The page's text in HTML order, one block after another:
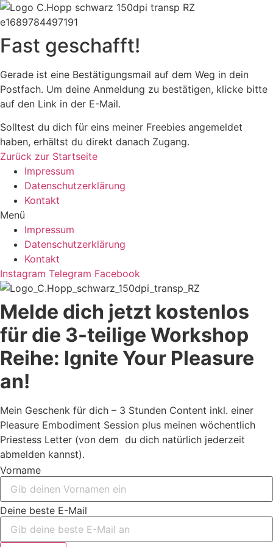
Fast geschafft!
Gerade ist eine Bestätigungsmail auf dem Weg in dein
Postfach. Um deine Anmeldung zu bestätigen, klicke bitte
auf den Link in der E-Mail.
Solltest du dich für eins meiner Freebies angemeldet
haben, erhältst du direkt danach Zugang.
Zurück zur Startseite
Impressum
Datenschutzerklärung
Kontakt
Menü
Impressum
Datenschutzerklärung
Kontakt
Instagram Telegram Facebook
Melde dich jetzt kostenlos
für die 3-teilige Workshop
Reihe: Ignite Your Pleasure
an!
Mein Geschenk für dich – 3 Stunden Content inkl. einer
Pleasure Embodiment Session plus meinen wöchentlich
Priestess Letter (von dem du dich natürlich jederzeit
abmelden kannst).
Vorname
Deine beste E-Mail